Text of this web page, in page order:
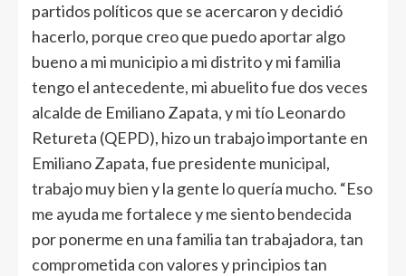
partidos políticos que se acercaron y decidió
hacerlo, porque creo que puedo aportar algo
bueno a mi municipio a mi distrito y mi familia
tengo el antecedente, mi abuelito fue dos veces
alcalde de Emiliano Zapata, y mi tío Leonardo
Retureta (QEPD), hizo un trabajo importante en
Emiliano Zapata, fue presidente municipal,
trabajo muy bien y la gente lo quería mucho. “Eso
me ayuda me fortalece y me siento bendecida
por ponerme en una familia tan trabajadora, tan
comprometida con valores y principios tan